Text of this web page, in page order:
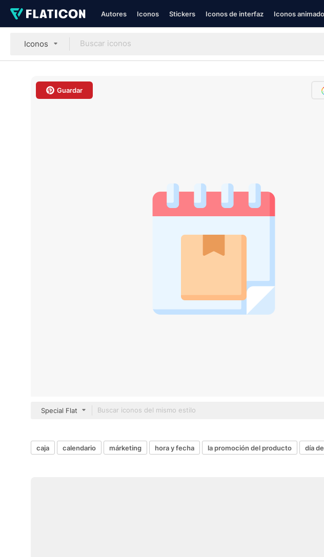
Autores Iconos Stickers Iconos de interfaz Iconos
Iconos
Guardar
Special Flat
caja calendario márketing hora y fecha la promoción del producto día